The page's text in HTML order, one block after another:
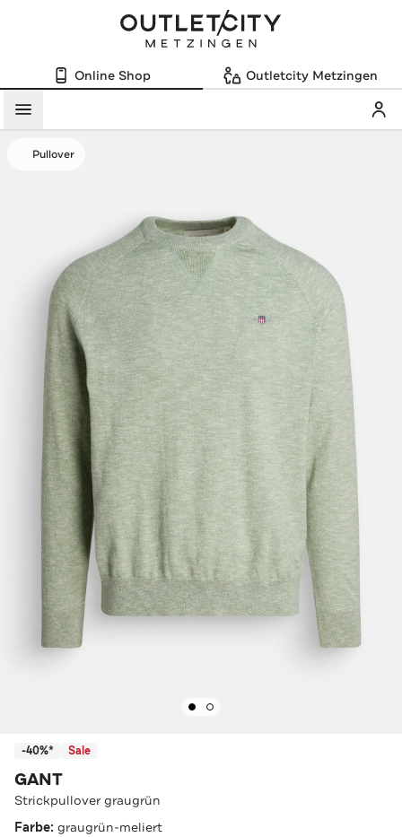
Online Shop Outletcity Metzingen
Menü
Pullover
-40%* Sale
GANT
Strickpullover graugrün
Farbe: graugrün-meliert